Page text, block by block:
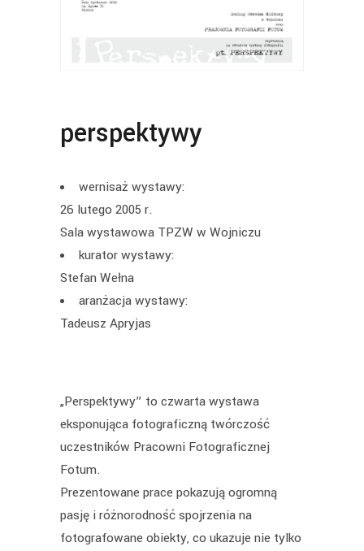
perspektywy
wernisaż wystawy:
26 lutego 2005 r.
Sala wystawowa TPZW w Wojniczu
kurator wystawy:
Stefan Wełna
aranżacja wystawy:
Tadeusz Apryjas
„Perspektywy” to czwarta wystawa
eksponująca fotograficzną twórczość
uczestników Pracowni Fotograficznej
Fotum.
Prezentowane prace pokazują ogromną
pasję i różnorodność spojrzenia na
fotografowane obiekty, co ukazuje nie tylko